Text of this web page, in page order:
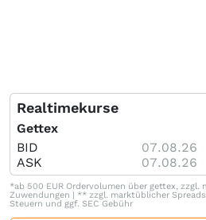
Realtimekurse
Gettex
BID 07.08.26
ASK
07.08.26
*ab 500 EUR Ordervolumen über gettex, zzgl.
Zuwendungen | ** zzgl. marktüblicher
Steuern und ggf. SEC Gebühr